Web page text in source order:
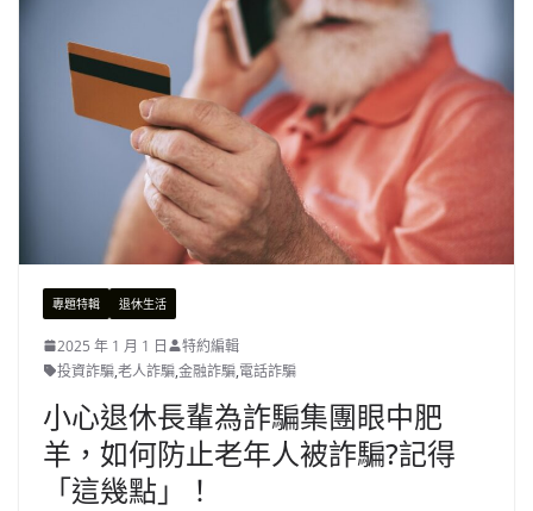
專題特輯 退休生活
2025 年 1 月 1 日
特約編輯
投資詐騙,老人詐騙,金融詐騙,電話詐騙
小心退休長輩為詐騙集團眼中肥
羊，如何防止老年人被詐騙?記得
「這幾點」！